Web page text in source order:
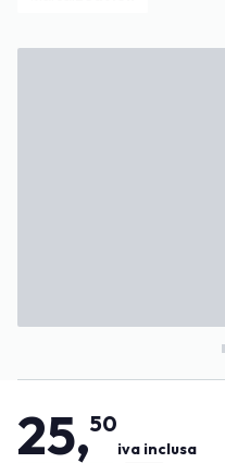
25,50
iva inclusa